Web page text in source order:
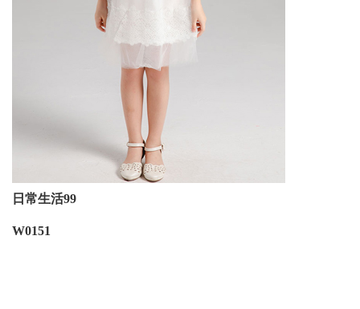
日常生活99
W0151